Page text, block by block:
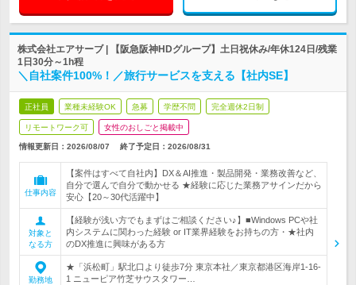
株式会社エアサーブ | 【阪急阪神HDグループ】土日祝休み/年休124日/残業
1日30分～1h程
＼自社案件100%！／旅行サービスを支える【社内SE】
正社員 業種未経験OK 急募 学歴不問 完全週休2日制
リモートワーク可 女性のおしごと掲載中
情報更新日：2026/08/07 終了予定日： 2026/08/31
仕事内容
【案件はすべて自社内】DX＆AI推進・製品開発・業務改善など、
自分で選んで自分で動かせる ★経験に応じた業務アサインだから
安心【20～30代活躍中】
対象と
なる方
【経験が浅い方でもまずはご相談ください♪】■Windows PCや社
内システムに関わった経験 or IT業界経験をお持ちの方・★社内
のDX推進に興味がある方
勤務地
★「浜松町」駅北口より徒歩7分 東京本社／東京都港区海岸1-16-
1 ニューピア竹芝サウスタワー…